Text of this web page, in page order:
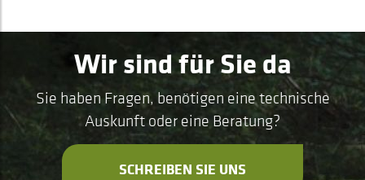
Wir sind für Sie da
Sie haben Fragen, benötigen eine technische
Auskunft oder eine Beratung?
SCHREIBEN SIE UNS